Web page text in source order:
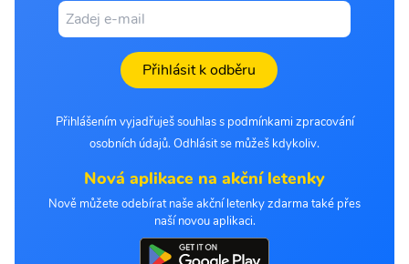
Přihlásit k odběru
Přihlášením vyjadřuješ souhlas s podmínkami zpracování
osobních údajů. Odhlásit se můžeš kdykoliv.
Nová aplikace na akční letenky
Nově můžete odebírat naše akční letenky zdarma také přes
naší novou aplikaci.